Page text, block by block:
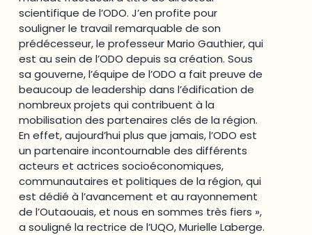
scientifique de l’ODO. J’en profite pour
souligner le travail remarquable de son
prédécesseur, le professeur Mario Gauthier, qui
est au sein de l’ODO depuis sa création. Sous
sa gouverne, l’équipe de l’ODO a fait preuve de
beaucoup de leadership dans l’édification de
nombreux projets qui contribuent à la
mobilisation des partenaires clés de la région.
En effet, aujourd’hui plus que jamais, l’ODO est
un partenaire incontournable des différents
acteurs et actrices socioéconomiques,
communautaires et politiques de la région, qui
est dédié à l’avancement et au rayonnement
de l’Outaouais, et nous en sommes très fiers »,
a souligné la rectrice de l’UQO, Murielle Laberge.